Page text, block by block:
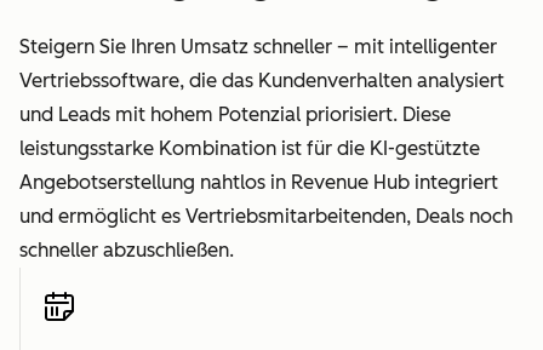
Steigern Sie Ihren Umsatz schneller – mit intelligenter
Vertriebssoftware, die das Kundenverhalten analysiert
und Leads mit hohem Potenzial priorisiert. Diese
leistungsstarke Kombination ist für die KI-gestützte
Angebotserstellung nahtlos in Revenue Hub integriert
und ermöglicht es Vertriebsmitarbeitenden, Deals noch
schneller abzuschließen.